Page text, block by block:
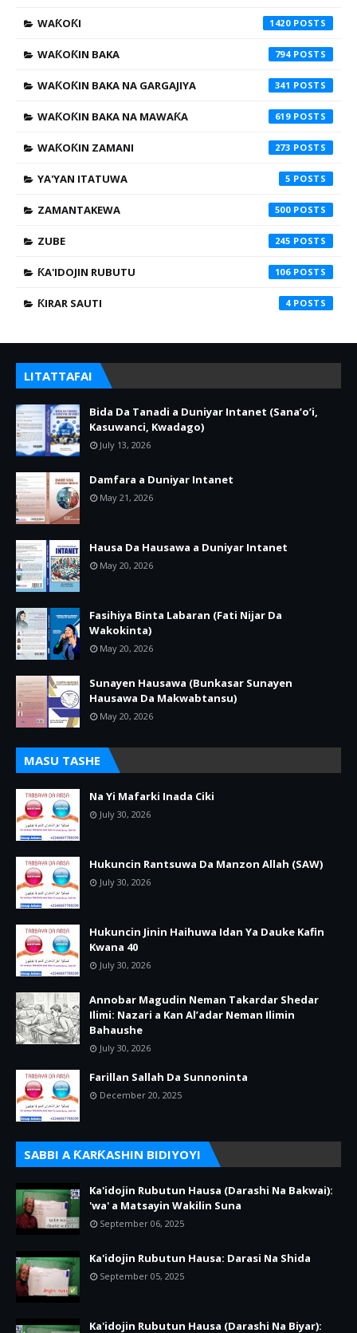
WAƘOƘI 1420
WAƘOƘIN BAKA 794
WAƘOƘIN BAKA NA GARGAJIYA 341
WAƘOƘIN BAKA NA MAWAƘA 619
WAƘOƘIN ZAMANI 273
YA'YAN ITATUWA 5
ZAMANTAKEWA 500
ZUBE 245
ƘA'IDOJIN RUBUTU 106
ƘIRAR SAUTI 4
LITATTAFAI
Bida Da Tanadi a Duniyar Intanet (Sana’o’i,
Kasuwanci, Kwadago)
July 13, 2026
Damfara a Duniyar Intanet
May 21, 2026
Hausa Da Hausawa a Duniyar Intanet
May 20, 2026
Fasihiya Binta Labaran (Fati Nijar Da
Wakokinta)
May 20, 2026
Sunayen Hausawa (Bunkasar Sunayen
Hausawa Da Makwabtansu)
May 20, 2026
MASU TASHE
Na Yi Mafarki Inada Ciki
July 30, 2026
Hukuncin Rantsuwa Da Manzon Allah (SAW)
July 30, 2026
Hukuncin Jinin Haihuwa Idan Ya Dauke Kafin
Kwana 40
July 30, 2026
Annobar Magudin Neman Takardar Shedar
Ilimi: Nazari a Kan Al’adar Neman Ilimin
Bahaushe
July 30, 2026
Farillan Sallah Da Sunnoninta
December 20, 2025
SABBI A ƘARƘASHIN BIDIYOYI
Ka'idojin Rubutun Hausa (Darashi Na Bakwai):
'wa' a Matsayin Wakilin Suna
September 06, 2025
Ka'idojin Rubutun Hausa: Darasi Na Shida
September 05, 2025
Ka'idojin Rubutun Hausa (Darashi Na Biyar):